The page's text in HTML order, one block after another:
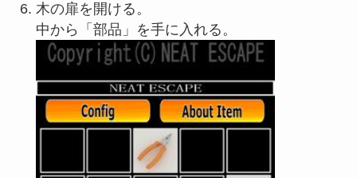
木の扉を開ける。
中から「部品」を手に入れる。